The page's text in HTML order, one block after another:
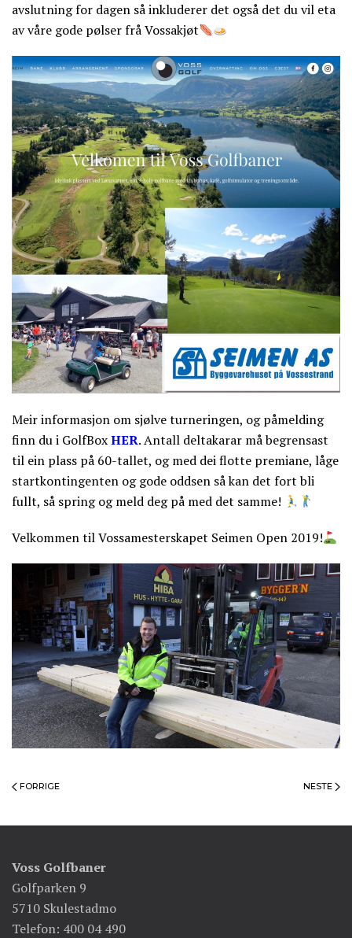
avslutning for dagen så inkluderer det også det du vil eta
av våre gode pølser frå Vossakjøt
Meir informasjon om sjølve turneringen, og påmelding
finn du i GolfBoxHER. Antall deltakarar må begrensast
til ein plass på 60-tallet, og med dei flotte premiane, låge
startkontingenten og gode oddsen så kan det fort bli
fullt, så spring og meld deg på med det samme!
Velkommen til Vossamesterskapet Seimen Open 2019!
FORRIGE NESTE
Voss Golfbaner
Golfparken 9
5710 Skulestadmo
Telefon: 400 04 490